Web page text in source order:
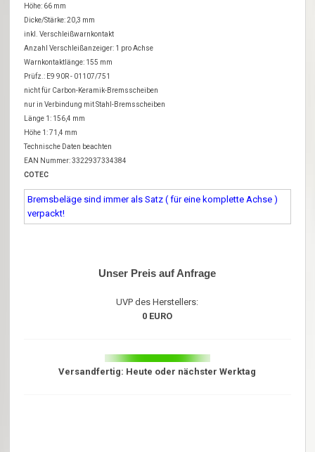
Höhe: 66 mm
Dicke/Stärke: 20,3 mm
inkl. Verschleißwarnkontakt
Anzahl Verschleißanzeiger: 1 pro Achse
Warnkontaktlänge: 155 mm
Prüfz.: E9 90R - 01107/751
nicht für Carbon-Keramik-Bremsscheiben
nur in Verbindung mit Stahl-Bremsscheiben
Länge 1: 156,4 mm
Höhe 1: 71,4 mm
Technische Daten beachten
EAN Nummer: 3322937334384
COTEC
Bremsbeläge sind immer als Satz ( für eine komplette Achse )
verpackt!
Unser Preis auf Anfrage
UVP des Herstellers:
0 EURO
Versandfertig: Heute oder nächster Werktag